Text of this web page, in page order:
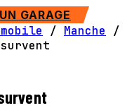
GARAGE
/ Manche
/